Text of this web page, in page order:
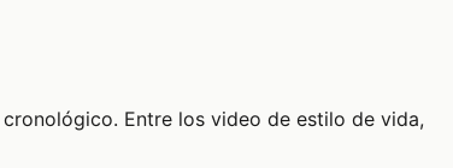
Entre los video de estilo de vida,